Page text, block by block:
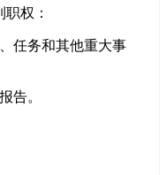
权：
任务和其他重大事
告。